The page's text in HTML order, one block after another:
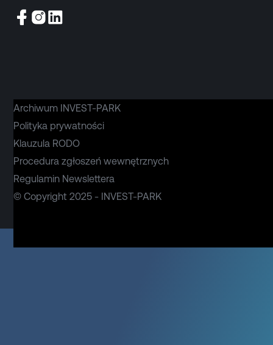
© Copyright 2025 - INVEST-PARK
Archiwum INVEST-PARK
Polityka prywatności
Klauzula RODO
Procedura zgłoszeń wewnętrznych
Regulamin Newslettera